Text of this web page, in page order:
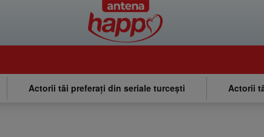
Actorii tăi preferați din seriale turcești Actorii